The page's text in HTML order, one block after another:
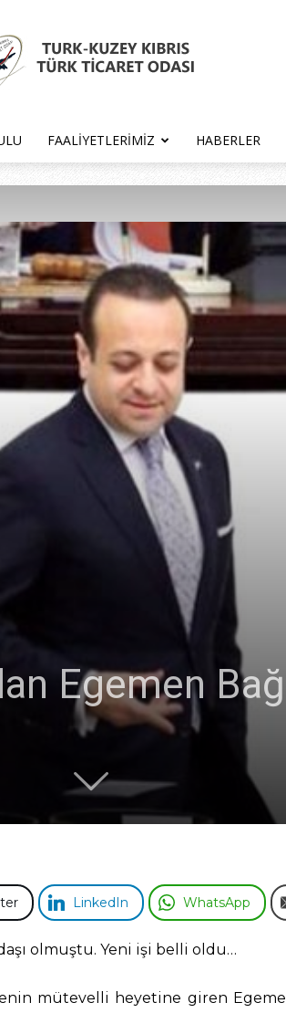
Kıbrıs
Türk
FAALIYETLERIMIZ HABERLER
Egemen
LinkedIn WhatsApp
olmuştu. Yeni işi belli oldu…
mütevelli heyetine giren